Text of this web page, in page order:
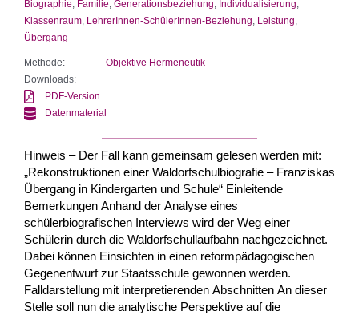
Biographie Familie Generationsbeziehung Individualisierung
Klassenraum LehrerInnen-SchülerInnen-Beziehung Leistung
Übergang
Methode:
Objektive Hermeneutik
Downloads:
PDF-Version
Datenmaterial
Hinweis – Der Fall kann gemeinsam gelesen werden mit:
„Rekonstruktionen einer Waldorfschulbiografie – Franziskas
Übergang in Kindergarten und Schule“ Einleitende
Bemerkungen Anhand der Analyse eines
schülerbiografischen Interviews wird der Weg einer
Schülerin durch die Waldorfschullaufbahn nachgezeichnet.
Dabei können Einsichten in einen reformpädagogischen
Gegenentwurf zur Staatsschule gewonnen werden.
Falldarstellung mit interpretierenden Abschnitten An dieser
Stelle soll nun die analytische Perspektive auf die